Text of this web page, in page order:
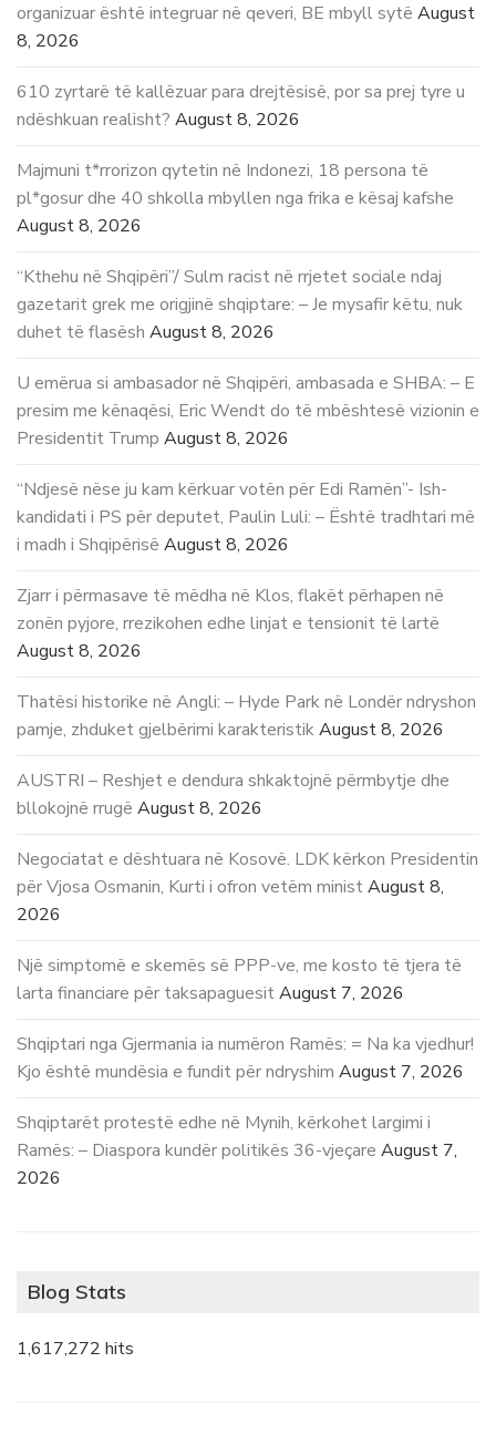
organizuar është integruar në qeveri, BE mbyll sytë August
8, 2026
610 zyrtarë të kallëzuar para drejtësisë, por sa prej tyre u
ndëshkuan realisht? August 8, 2026
Majmuni t*rrorizon qytetin në Indonezi, 18 persona të
pl*gosur dhe 40 shkolla mbyllen nga frika e kësaj kafshe
August 8, 2026
“Kthehu në Shqipëri”/ Sulm racist në rrjetet sociale ndaj
gazetarit grek me origjinë shqiptare: – Je mysafir këtu, nuk
duhet të flasësh August 8, 2026
U emërua si ambasador në Shqipëri, ambasada e SHBA: – E
presim me kënaqësi, Eric Wendt do të mbështesë vizionin e
Presidentit Trump August 8, 2026
“Ndjesë nëse ju kam kërkuar votën për Edi Ramën”- Ish-
kandidati i PS për deputet, Paulin Luli: – Është tradhtari më
i madh i Shqipërisë August 8, 2026
Zjarr i përmasave të mëdha në Klos, flakët përhapen në
zonën pyjore, rrezikohen edhe linjat e tensionit të lartë
August 8, 2026
Thatësi historike në Angli: – Hyde Park në Londër ndryshon
pamje, zhduket gjelbërimi karakteristikAugust 8, 2026
AUSTRI – Reshjet e dendura shkaktojnë përmbytje dhe
bllokojnë rrugë August 8, 2026
Negociatat e dështuara në Kosovë. LDK kërkon Presidentin
për Vjosa Osmanin, Kurti i ofron vetëm ministAugust 8,
2026
Një simptomë e skemës së PPP-ve, me kosto të tjera të
larta financiare për taksapaguesitAugust 7, 2026
Shqiptari nga Gjermania ia numëron Ramës: = Na ka vjedhur!
Kjo është mundësia e fundit për ndryshim August 7, 2026
Shqiptarët protestë edhe në Mynih, kërkohet largimi i
Ramës: – Diaspora kundër politikës 36-vjeçare August 7,
2026
Blog Stats
1,617,272 hits